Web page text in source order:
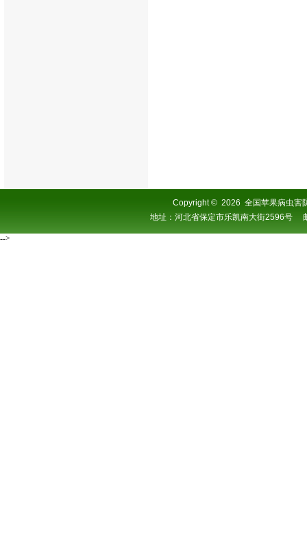
Copyright© 2026 全国苹果病虫害
地址：河北省保定市乐凯南大街2596
-->